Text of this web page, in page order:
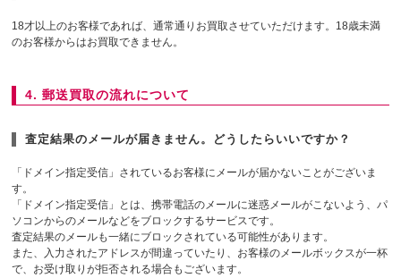
18才以上のお客様であれば、通常通りお買取させていただけます。18歳未満
のお客様からはお買取できません。
4. 郵送買取の流れについて
査定結果のメールが届きません。どうしたらいいですか？
「ドメイン指定受信」されているお客様にメールが届かないことがございま
す。
「ドメイン指定受信」とは、携帯電話のメールに迷惑メールがこないよう、パ
ソコンからのメールなどをブロックするサービスです。
査定結果のメールも一緒にブロックされている可能性があります。
また、入力されたアドレスが間違っていたり、お客様のメールボックスが一杯
で、お受け取りが拒否される場合もございます。